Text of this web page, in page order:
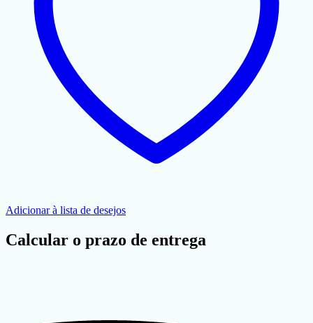
Adicionar à lista de desejos
Calcular o prazo de entrega